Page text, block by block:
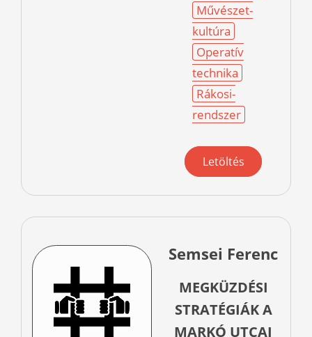
Művészet-
kultúra
Operatív
technika
Rákosi-
rendszer
Letöltés
Semsei Ferenc
MEGKÜZDÉSI
STRATÉGIÁK A
MARKÓ UTCAI